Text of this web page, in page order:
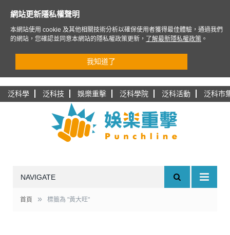
泛科學 泛科技 娛樂重擊 泛科學院 泛科活動 泛科市
NAVIGATE
首頁 » 標籤為 "黃大旺"
網站更新隱私權聲明
本網站使用 cookie 及其他相關技術分析以確保使用者獲得最佳體驗，通過我們
的網站，您確認並同意本網站的隱私權政策更新，
了解最新隱私權政策 。
我知道了